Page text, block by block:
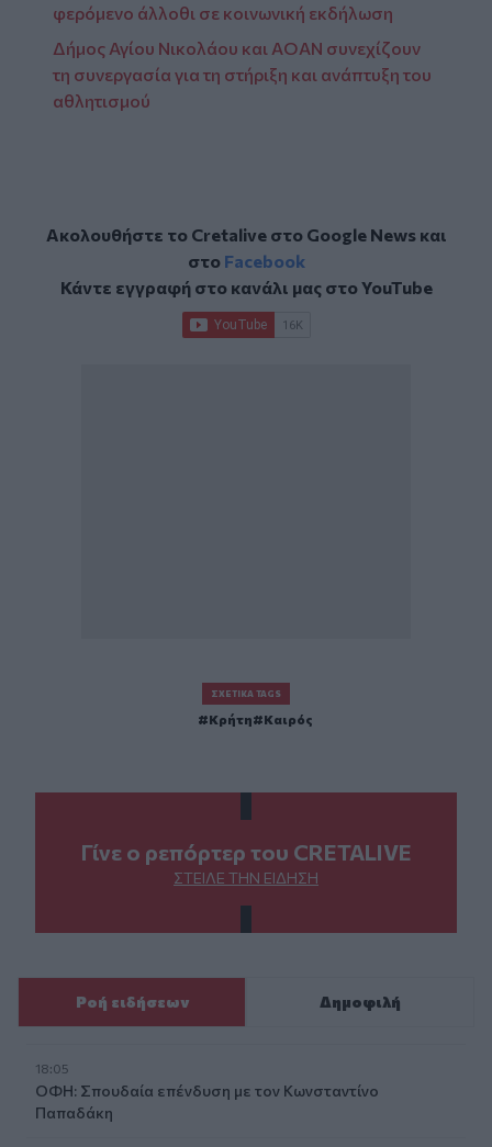
φερόμενο άλλοθι σε κοινωνική εκδήλωση
Δήμος Αγίου Νικολάου και ΑΟΑΝ συνεχίζουν
τη συνεργασία για τη στήριξη και ανάπτυξη του
αθλητισμού
Ακολουθήστε το Cretalive στο Google Newsκαι
στο Facebook
Κάντε εγγραφή στο κανάλι μας στοYouTube
ΣΧΕΤΙΚΆ TAGS
Κρήτη Καιρός
Γίνε ο ρεπόρτερ του CRETALIVE
ΣΤΕΊΛΕ ΤΗΝ ΕΊΔΗΣΗ
Ροή ειδήσεων Δημοφιλή
18:05
ΟΦΗ: Σπουδαία επένδυση με τον Κωνσταντίνο
Παπαδάκη